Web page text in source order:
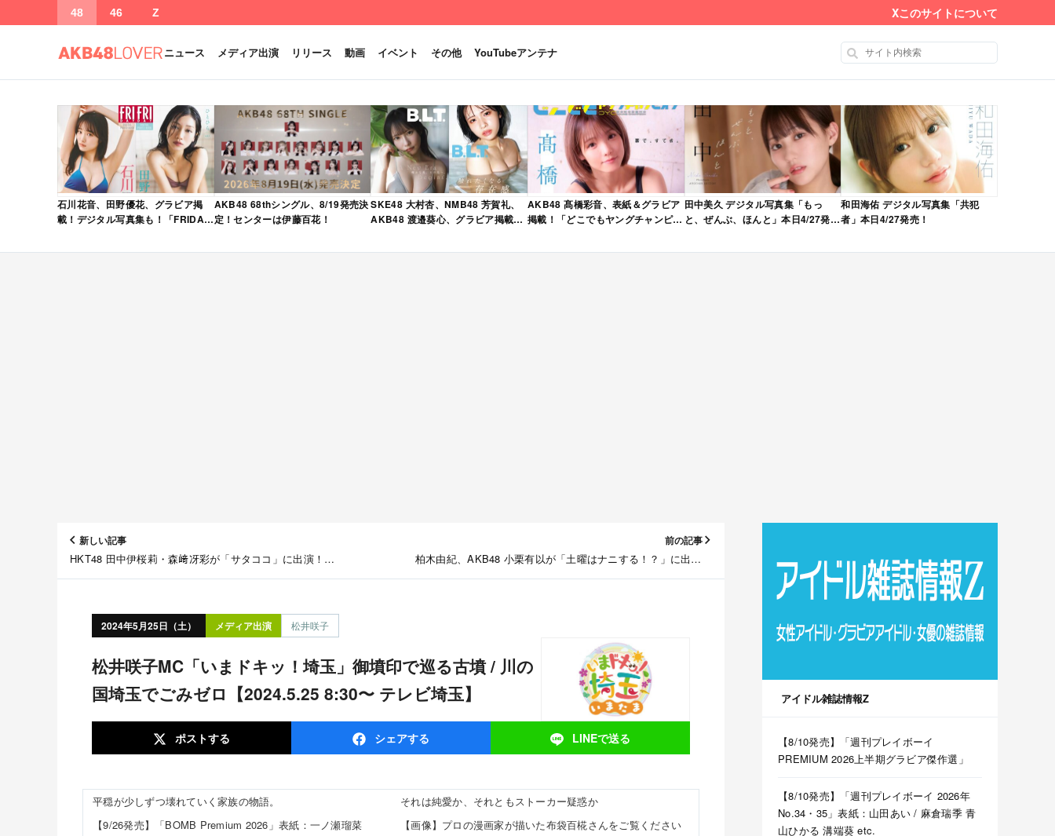
48 46 Z Xこのサイトについて
ニュース メディア出演 リリース 動画 イベント その他 YouTubeアンテナ
石川花音、田野優花、グラビア掲
載！デジタル写真集も！「FRIDAY
発売！
AKB48 68thシングル、8/19発売決
定！センターは伊藤百花！
SKE48 大村杏、NMB48 芳賀礼、
AKB48 渡邉葵心、グラビア掲載！
月号」本日4/28発売！
AKB48 髙橋彩音、表紙＆グラビア
掲載！「どこでもヤングチャンピオ
田中美久 デジタル写真集「もっ
と、ぜんぶ、ほんと」本日4/27発
和田海佑 デジタル写真集「共犯
者」本日4/27発売！
新しい記事
HKT48 田中伊桜莉・森﨑冴彩が「サタココ」に出演！
前の記事
柏木由紀、AKB48 小栗有以が「土曜はナニする！？」に出演！
2024年5月25日（土） メディア出演 松井咲子
松井咲子MC「いまドキッ！埼玉」御墳印で巡る古墳 / 川の
国埼玉でごみゼロ【2024.5.25 8:30〜 テレビ埼玉】
ポストする シェアする LINEで送る
平穏が少しずつ壊れていく家族の物語。
【9/26発売】「BOMB Premium 2026」表紙：一ノ瀬瑠菜
それは純愛か、それともストーカー疑惑か
【画像】プロの漫画家が描いた布袋百椛さんをご覧ください
アイドル雑誌情報Z
【8/10発売】「週刊プレイボーイ
PREMIUM 2026上半期グラビア傑作選」
【8/10発売】「週刊プレイボーイ 2026年
No.34・35」表紙：山田あい / 麻倉瑞季 青
山ひかる 溝端葵 etc.